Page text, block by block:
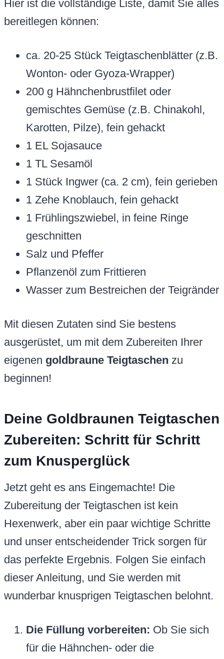
Hier ist die vollständige Liste, damit Sie alles
bereitlegen können:
ca. 20-25 Stück Teigtaschenblätter (z.B.
Wonton- oder Gyoza-Wrapper)
200 g Hähnchenbrustfilet oder
gemischtes Gemüse (z.B. Chinakohl,
Karotten, Pilze), fein gehackt
1 EL Sojasauce
1 TL Sesamöl
1 Stück Ingwer (ca. 2 cm), fein gerieben
1 Zehe Knoblauch, fein gehackt
1 Frühlingszwiebel, in feine Ringe
geschnitten
Salz und Pfeffer
Pflanzenöl zum Frittieren
Wasser zum Bestreichen der Teigränder
Mit diesen Zutaten sind Sie bestens
ausgerüstet, um mit dem Zubereiten Ihrer
eigenen goldbraune Teigtaschen zu
beginnen!
Deine Goldbraunen Teigtaschen
Zubereiten: Schritt für Schritt
zum Knusperglück
Jetzt geht es ans Eingemachte! Die
Zubereitung der Teigtaschen ist kein
Hexenwerk, aber ein paar wichtige Schritte
und unser entscheidender Trick sorgen für
das perfekte Ergebnis. Folgen Sie einfach
dieser Anleitung, und Sie werden mit
wunderbar knusprigen Teigtaschen belohnt.
Die Füllung vorbereiten: Ob Sie sich
für die Hähnchen- oder die